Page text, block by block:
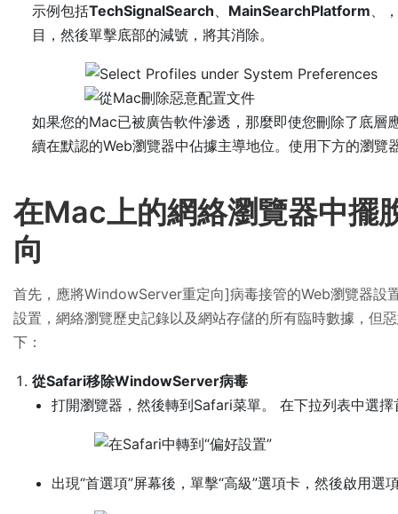
示例包括TechSignalSearch MainSearchPlatform 、
目，然後單擊底部的減號，將其消除。
如果您的Mac已被廣告軟件滲透，那麼即使您刪除了底層
續在默認的Web瀏覽器中佔據主導地位。使用下方的瀏
在Mac上的網絡瀏覽器中
向
首先，應將WindowServer重定向]病毒接管的Web瀏覽器設
設置，網絡瀏覽歷史記錄以及網站存儲的所有臨時數據，但
下：
從Safari移除WindowServer病毒
打開瀏覽器，然後轉到Safari菜單。 在下拉列表中選擇
出現“首選項”屏幕後，單擊“高級”選項卡，然後啟用選